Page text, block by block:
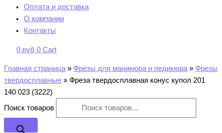
Оплата и доставка
О компании
Контакты
0 руб 0 Cart
Главная страница» Фрезы для маникюра и педикюра» Фрезы
твердосплавные » Фреза твердосплавная конус купол 201
140 023 (3222)
Поиск товаров